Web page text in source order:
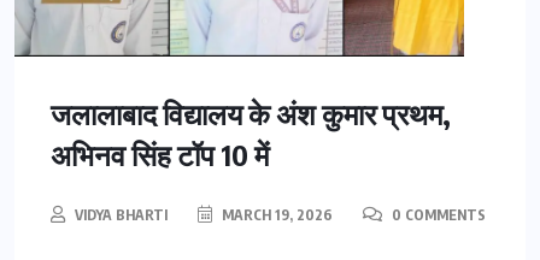
जलालाबाद विद्यालय के अंश कुमार प्रथम,
अभिनव सिंह टॉप 10 में
VIDYA BHARTI MARCH 19, 2026 0 COMMENTS